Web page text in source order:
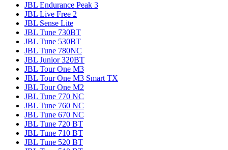
JBL Endurance Peak 3
JBL Live Free 2
JBL Sense Lite
JBL Tune 730BT
JBL Tune 530BT
JBL Tune 780NC
JBL Junior 320BT
JBL Tour One M3
JBL Tour One M3 Smart TX
JBL Tour One M2
JBL Tune 770 NC
JBL Tune 760 NC
JBL Tune 670 NC
JBL Tune 720 BT
JBL Tune 710 BT
JBL Tune 520 BT